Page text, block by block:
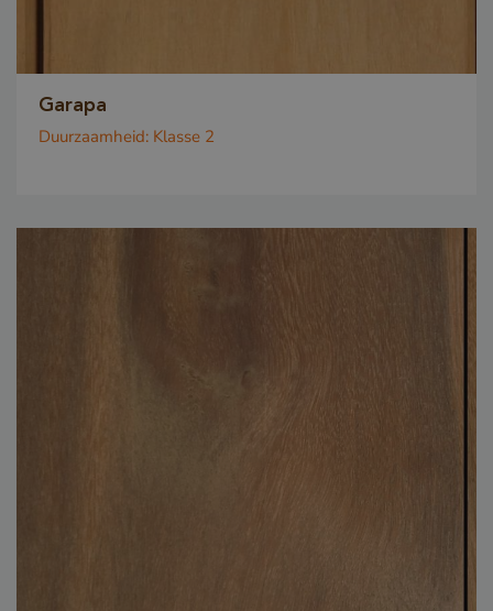
Garapa
Duurzaamheid: Klasse 2